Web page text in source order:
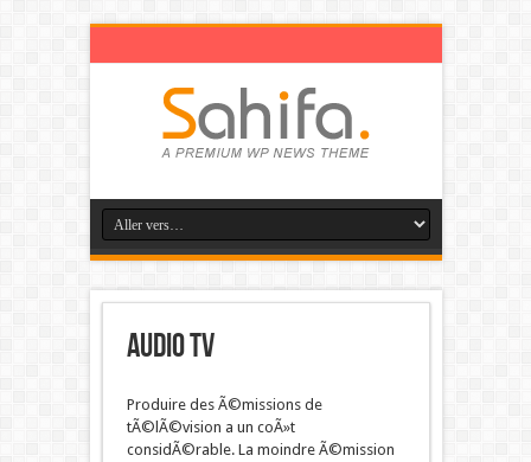
Audio TV
Produire des Ã©missions de
tÃ©lÃ©vision a un coÃ»t
considÃ©rable. La moindre Ã©mission